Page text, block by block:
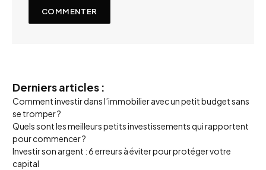
Derniers articles :
Comment investir dans l’immobilier avec un petit budget sans
se tromper ?
Quels sont les meilleurs petits investissements qui rapportent
pour commencer ?
Investir son argent : 6 erreurs à éviter pour protéger votre
capital